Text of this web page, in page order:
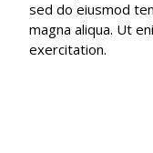
sed do eiusmod
magna aliqua. Ut
exercitation.